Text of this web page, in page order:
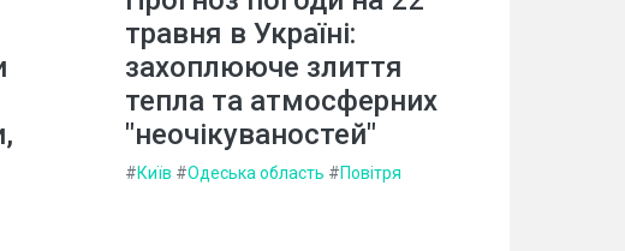
травня в Україні:
захоплююче злиття
тепла та атмосферних
"неочікуваностей"
#Київ #Одеська область #Повітря